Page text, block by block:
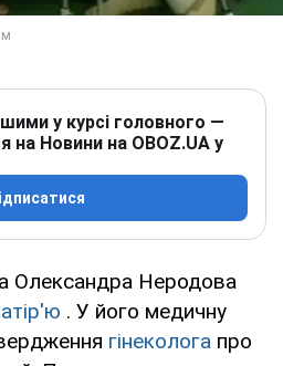
у курсі головного —
на Новини на OBOZ.UA у
Олександра Неродова
. У його медичну
гінеколога про